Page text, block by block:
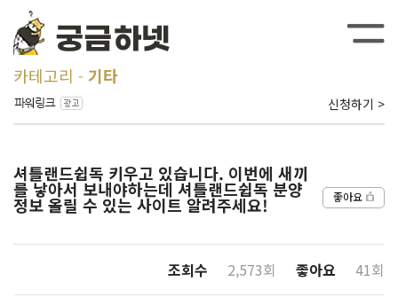
카테고리 기타
신청하기 >
셔틀랜드쉽독 키우고 있습니다. 이번에 새끼
를 낳아서 보내야하는데 셔틀랜드쉽독 분양
정보 올릴 수 있는 사이트 알려주세요! 좋아요
조회수 2,573회 좋아요 41회